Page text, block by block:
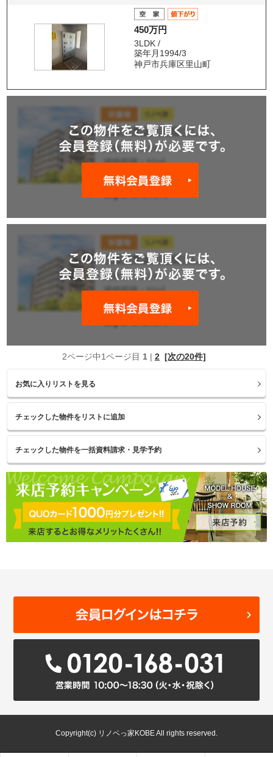
450万円
3LDK /
築年月1994/3
神戸市兵庫区里山町
2ページ中1ページ目 1 | 2 [次の20件]
お気に入りリストを見る
Copyright(c) リノベっ家KOBE All rights reserved.